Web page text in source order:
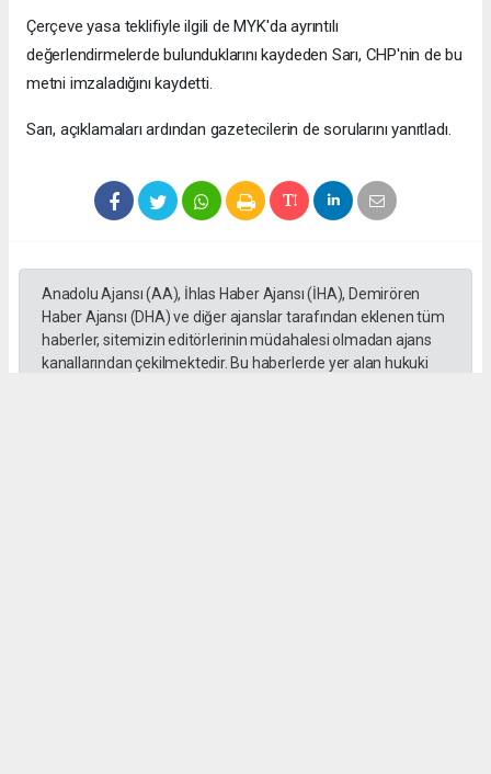
Çerçeve yasa teklifiyle ilgili de MYK'da ayrıntılı
değerlendirmelerde bulunduklarını kaydeden Sarı, CHP'nin de bu
metni imzaladığını kaydetti.
Sarı, açıklamaları ardından gazetecilerin de sorularını yanıtladı.
Anadolu Ajansı (AA), İhlas Haber Ajansı (İHA), Demirören
Haber Ajansı (DHA) ve diğer ajanslar tarafından eklenen tüm
haberler, sitemizin editörlerinin müdahalesi olmadan ajans
kanallarından çekilmektedir. Bu haberlerde yer alan hukuki